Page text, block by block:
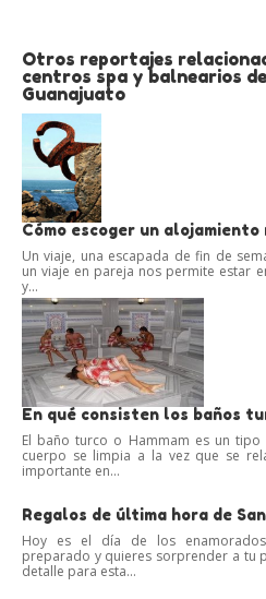
Otros reportajes
centros spa y balnearios
Guanajuato
Cómo escoger un
Un viaje, una escapada de fin de
un viaje en pareja nos permite estar
y...
En qué consisten los baños
El baño turco o Hammam es un
cuerpo se limpia a la vez que se
importante en...
Regalos de última hora de
Hoy es el día de los
preparado y quieres sorprender a tu
detalle para esta...